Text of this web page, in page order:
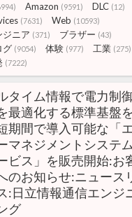
Amazon (9591) DLC (12)
(7631) Web (10593)
ジニア (371) ブラザー (43)
グ (9054) 体験 (977) 工業 (275)
(7222)
タイム情報で電力制
最適化する標準基盤
期間で導入可能な「
マネジメントシステ
ビス」を販売開始:お
のお知らせ:ニュース
:日立情報通信エンジ
グ